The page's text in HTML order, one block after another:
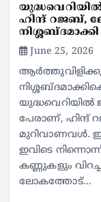
ഹിന്ദ് റജബ്,
June 25, 2026
യുദ്ധവെറിയിൽ
പേരാണ്, ഹിന്ദ്
മുറിവാണവൾ.
ഇവിടെ
കണ്ണുകളും
ലോകത്തോട്…